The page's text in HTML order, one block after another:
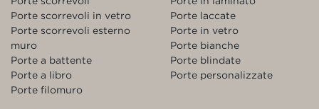
Porte scorrevoli in vetro
Porte scorrevoli esterno
muro
Porte a battente
Porte a libro
Porte filomuro
Porte laccate
Porte in vetro
Porte bianche
Porte blindate
Porte personalizzate